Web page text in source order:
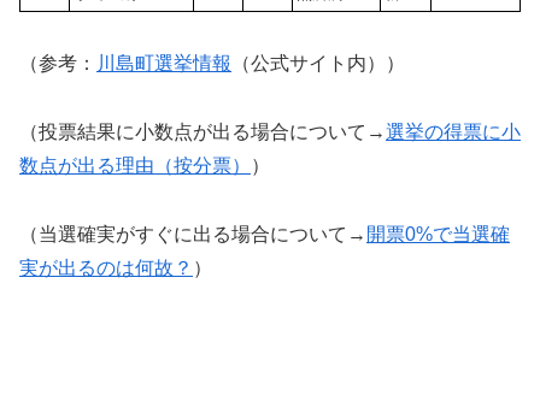
（参考： 川島町選挙情報 （公式サイト内））
（投票結果に小数点が出る場合について→選挙の得票に小
数点が出る理由（按分票）
）
（当選確実がすぐに出る場合について→ 開票0%で当選確
実が出るのは何故？ ）